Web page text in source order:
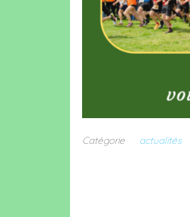
Catégorie actualités